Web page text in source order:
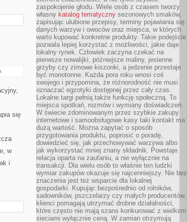
się
w
i
zaspokojenie głodu. Wiele osób z czasem tworzy
własny katalog tematyczny sezonowych smaków,
zapisując ulubione przepisy, terminy pojawiania się
danych warzyw i owoców oraz miejsca, w których
warto kupować konkretne produkty. Takie podejście
pozwala lepiej korzystać z możliwości, jakie daje
lokalny rynek. Człowiek zaczyna czekać na
pierwsze nowalijki, późniejsze maliny, jesienne
grzyby czy zimowe kiszonki, a jedzenie przestaje
być monotonne. Każda pora roku wnosi coś
swojego i przypomina, że różnorodność nie musi
oznaczać egzotyki dostępnej przez cały czas.
Lokalne targi pełnią także funkcję społeczną. To
miejsca spotkań, rozmów i wymiany doświadczeń.
W świecie zdominowanym przez szybkie zakupy
internetowe i samoobsługowe kasy taki kontakt ma
dużą wartość. Można zapytać o sposób
przygotowania produktu, poprosić o poradę,
dowiedzieć się, jak przechowywać warzywa albo
jak wykorzystać mniej znany składnik. Powstaje
relacja oparta na zaufaniu, a nie wyłącznie na
transakcji. Dla wielu osób to właśnie ten ludzki
wymiar zakupów okazuje się najcenniejszy. Nie bez
znaczenia jest też wsparcie dla lokalnej
gospodarki. Kupując bezpośrednio od rolników,
sadowników, pszczelarzy czy małych producentów,
klienci pomagają utrzymać drobne działalności,
które często nie mają szans konkurować z wielkimi
sieciami wyłącznie ceną. W zamian otrzymują